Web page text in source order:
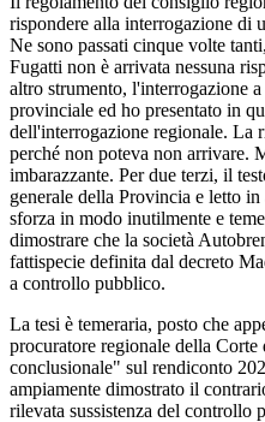
rispondere alla interrogazione di
Ne sono passati cinque volte
Fugatti non è arrivata nessuna
altro strumento, l'interrogazione
provinciale ed ho presentato in
dell'interrogazione regionale. La
perché non poteva non arrivare.
imbarazzante. Per due terzi, il
generale della Provincia e letto
sforza in modo inutilmente e
dimostrare che la società
fattispecie definita dal decreto
a controllo pubblico.
La tesi è temeraria, posto che
procuratore regionale della
conclusionale" sul rendiconto
ampiamente dimostrato il
rilevata sussistenza del controllo